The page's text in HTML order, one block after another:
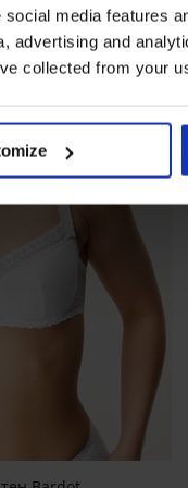
media features
advertising and
collected from your